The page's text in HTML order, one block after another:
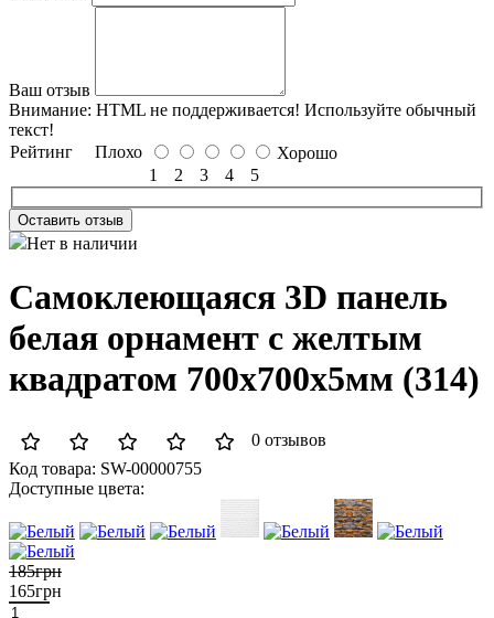
Ваш отзыв
Внимание: HTML не поддерживается! Используйте обычный
текст!
Рейтинг Плохо
Хорошо
1
2 3 4 5
Оставить отзыв
Нет в наличии
Самоклеющаяся 3D панель
белая орнамент c желтым
квадратом 700x700x5мм (314)
0 отзывов
Код товара: SW-00000755
Доступные цвета:
185грн
165грн